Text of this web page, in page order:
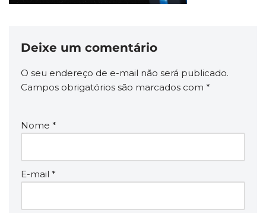
Deixe um comentário
O seu endereço de e-mail não será publicado.
Campos obrigatórios são marcados com *
Nome *
E-mail *